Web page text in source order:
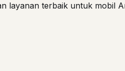
layanan terbaik untuk mobil